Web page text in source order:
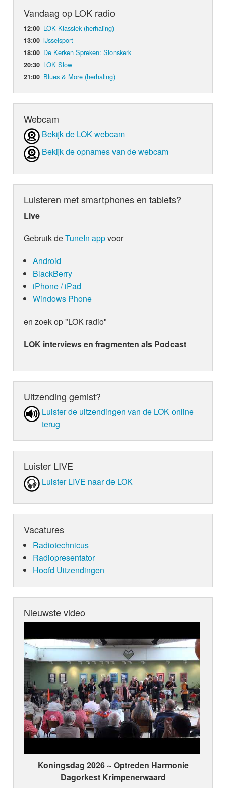
Vandaag op LOK radio
12:00 LOK Klassiek (herhaling)
13:00 IJsselsport
18:00 De Kerken Spreken: Sionskerk
20:30 LOK Slow
21:00 Blues & More (herhaling)
Webcam
Bekijk de LOK webcam
Bekijk de opnames van de webcam
Luisteren met smartphones en tablets?
Live
Gebruik deTuneIn appvoor
Android
BlackBerry
iPhone / iPad
Windows Phone
en zoek op "LOK radio"
LOK interviews en fragmenten als Podcast
Uitzending gemist?
Luister de uit­zen­din­gen van de LOK online
terug
Luister LIVE
Luister LIVE naar de LOK
Vacatures
Radiotechnicus
Radiopresentator
Hoofd Uitzendingen
Nieuwste video
Koningsdag 2026 ~ Optreden Harmonie
Dagorkest Krimpenerwaard